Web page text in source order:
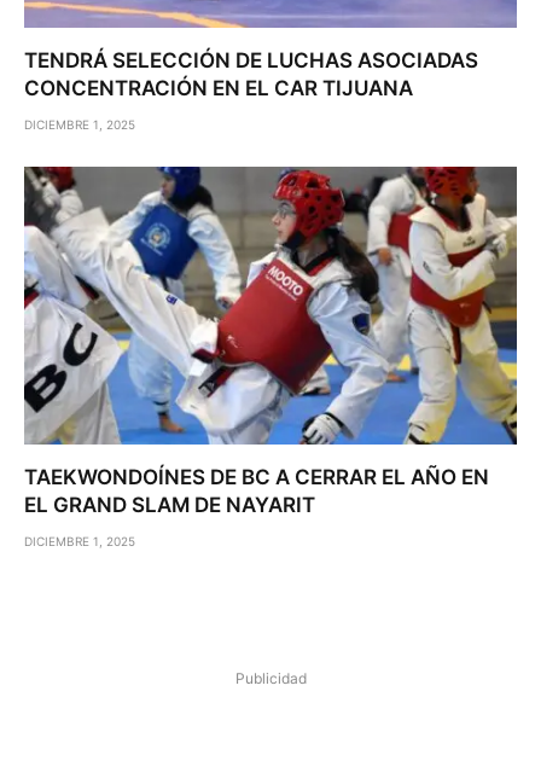
TENDRÁ SELECCIÓN DE LUCHAS ASOCIADAS
CONCENTRACIÓN EN EL CAR TIJUANA
DICIEMBRE 1, 2025
TAEKWONDOÍNES DE BC A CERRAR EL AÑO EN
EL GRAND SLAM DE NAYARIT
DICIEMBRE 1, 2025
Publicidad